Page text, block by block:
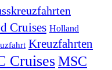
Cruises Holland
Kreuzfahrten
CruisesMSC